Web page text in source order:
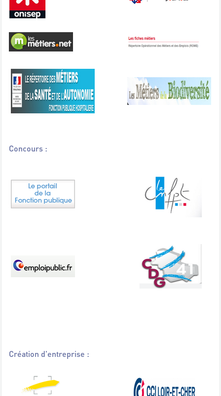
Concours :
Création d'entreprise :